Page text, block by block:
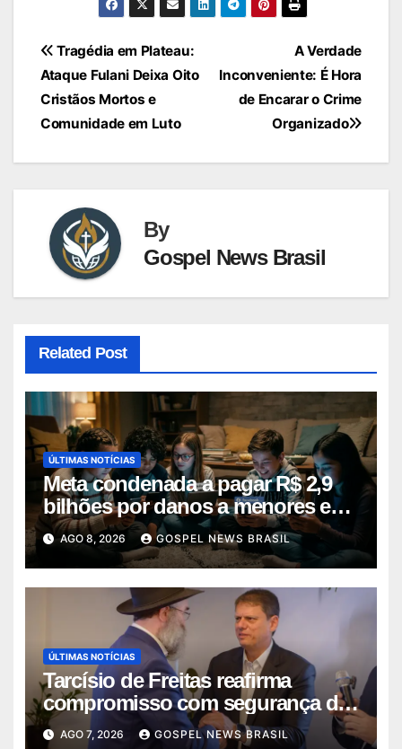
Navegação
de
Post
A Verdade
Inconveniente: É Hora
de Encarar o Crime
Organizado
Tragédia em Plateau:
Ataque Fulani Deixa Oito
Cristãos Mortos e
Comunidade em Luto
By
Gospel News Brasil
Related Post
ÚLTIMAS NOTÍCIAS
Meta condenada a pagar R$ 2,9
bilhões por danos a menores em
decis…
AGO 8, 2026 GOSPEL NEWS BRASIL
ÚLTIMAS NOTÍCIAS
Tarcísio de Freitas reafirma
compromisso com segurança da
comunid…
AGO 7, 2026 GOSPEL NEWS BRASIL